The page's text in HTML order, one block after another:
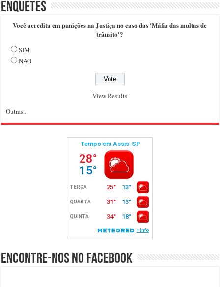
Enquetes
Você acredita em punições na Justiça no caso das 'Máfia das multas de
trânsito'?
SIM
NÃO
View Results
Outras..
Encontre-nos no Facebook